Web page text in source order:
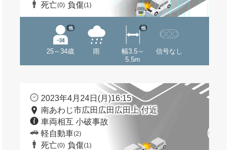
死亡(0) 負傷(1)
25～34歳
他
雨
幅3.5～
5.5m
他
信号なし
2023年4月24日(月)16:15
南あわじ市広田広田広田上 付近
車両相互 小破事故
軽自動車(2)
死亡(0) 負傷(1)